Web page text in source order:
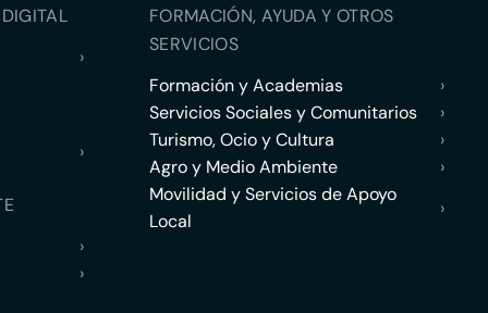
›
›
›
›
FORMACIÓN, AYUDA Y OTROS
SERVICIOS
Formación y Academias
›
Servicios Sociales y Comunitarios
›
Turismo, Ocio y Cultura
›
Agro y Medio Ambiente
›
Movilidad y Servicios de Apoyo
Local
›